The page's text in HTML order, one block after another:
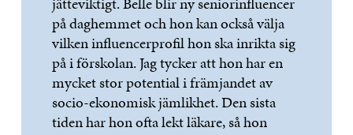
på daghemmet och hon kan också välja
vilken influencerprofil hon ska inrikta sig
på i förskolan. Jag tycker att hon har en
mycket stor potential i främjandet av
socio-ekonomisk jämlikhet. Den sista
tiden har hon ofta lekt läkare, så hon